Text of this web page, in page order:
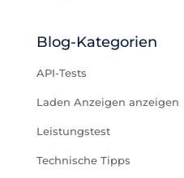
Blog-Kategorien
API-Tests
Laden Anzeigen anzeigen
Leistungstest
Technische Tipps